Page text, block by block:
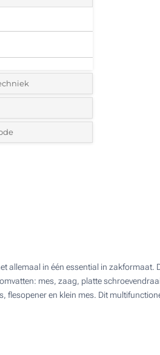
het logo:
aantal in
Update
allemaal in één essential in zakformaat.
mes, zaag, platte
en klein mes. Dit